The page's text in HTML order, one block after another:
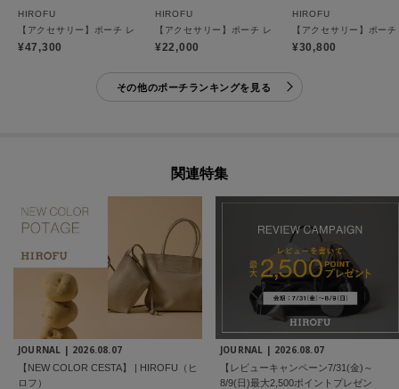
HIROFU
【アクセサリー】ポーチ レザー 本革（商品番号：P25-65508）
¥47,300
HIROFU
【アクセサリー】ポーチ レザー コンパクト 本革（商
¥22,000
HIROFU
【アクセサリー】ポー
¥30,800
その他のポーチランキングを見る
関連特集
JOURNAL | 2026.08.07
【NEW COLOR CESTA】 | HIROFU（ヒ
ロフ）
JOURNAL | 2026.08.07
【レビューキャンペーン7/31(金)～
8/9(日)最大2,500ポイントプレゼン